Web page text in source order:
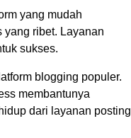
yang mudah
ribet. Layanan
sukses.
blogging populer.
membantunya
dari layanan posting